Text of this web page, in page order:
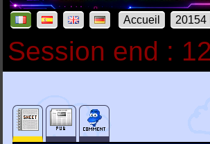
Accueil 20154
Session end :